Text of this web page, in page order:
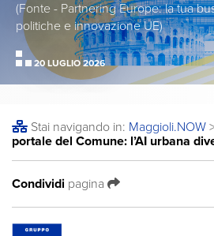
(Fonte - Partnering Europe: la tua
politiche e innovazione UE)
20 LUGLIO 2026
Stai navigando in: Maggioli.NOW
portale del Comune: l’AI urbana
Condividi pagina